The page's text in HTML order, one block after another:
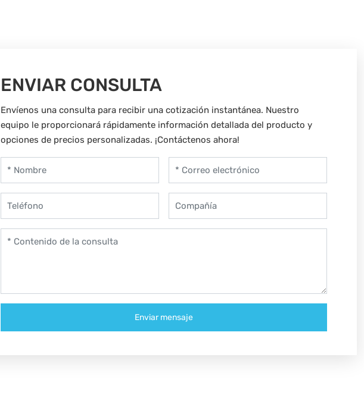
ENVIAR CONSULTA
Envíenos una consulta para recibir una cotización instantánea. Nuestro
equipo le proporcionará rápidamente información detallada del producto y
opciones de precios personalizadas. ¡Contáctenos ahora!
Enviar mensaje